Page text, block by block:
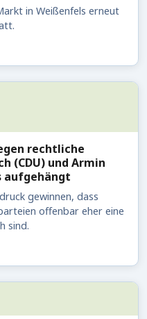
in Weißenfels erneut
rechtliche
(CDU) und Armin
aufgehängt
gewinnen, dass
offenbar eher eine
sind.